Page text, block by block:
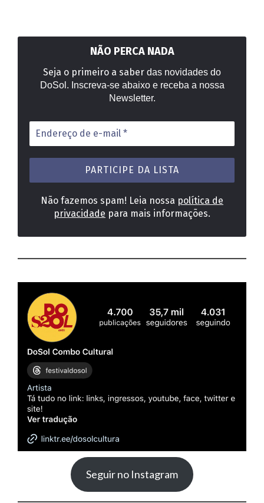
NÃO PERCA NADA
Seja o primeiro a saber das novidades do
DoSol. Inscreva-se abaixo e receba a nossa
Newsletter.
Endereço
de
e-
mail
Não fazemos spam! Leia nossa política de
privacidade para mais informações.
Seguir no Instagram